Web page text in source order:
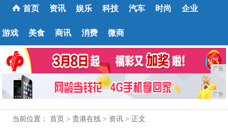
首页 资讯 娱乐 科技 汽车 时尚 企业
游戏 美食 商讯 消费 微商
广告
广告
当前位置：首页 >贵港在线 > 资讯 > 正文